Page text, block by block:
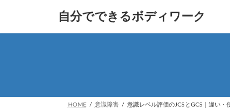
ン
プ
ー
動
自分でできるボディワーク
HOME 意識障害 意識レベル評価のJCSとGCS｜違い・